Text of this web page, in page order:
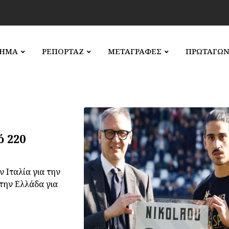
ΡΕΠΟΡΤΑΖ ΜΕΤΑΓΡΑΦΕΣ
220
για την
Ελλάδα για